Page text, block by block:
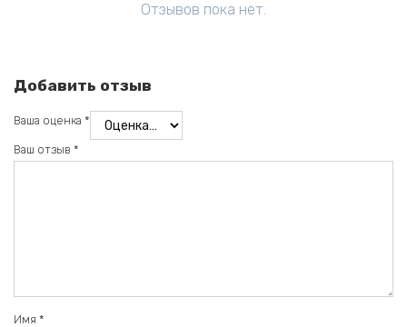
Отзывов пока нет.
Добавить отзыв
Ваша оценка *
Ваш отзыв *
Имя *